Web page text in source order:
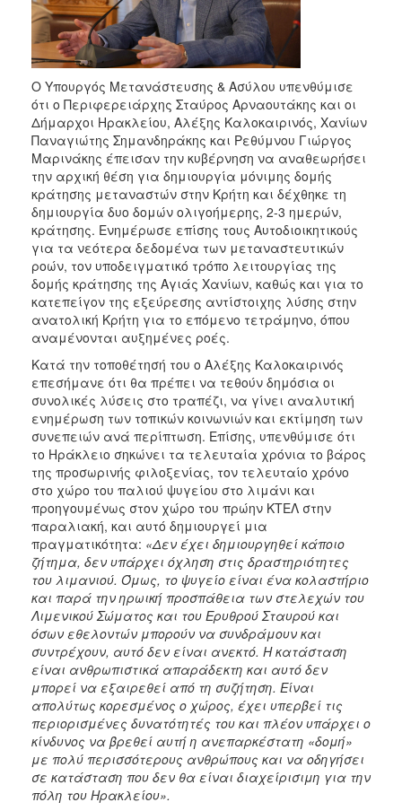
Ο Υπουργός Μετανάστευσης & Ασύλου υπενθύμισε
ότι ο Περιφερειάρχης Σταύρος Αρναουτάκης και οι
Δήμαρχοι Ηρακλείου, Αλέξης Καλοκαιρινός, Χανίων
Παναγιώτης Σημανδηράκης και Ρεθύμνου Γιώργος
Μαρινάκης έπεισαν την κυβέρνηση να αναθεωρήσει
την αρχική θέση για δημιουργία μόνιμης δομής
κράτησης μεταναστών στην Κρήτη και δέχθηκε τη
δημιουργία δυο δομών ολιγοήμερης, 2-3 ημερών,
κράτησης. Ενημέρωσε επίσης τους Αυτοδιοικητικούς
για τα νεότερα δεδομένα των μεταναστευτικών
ροών, τον υποδειγματικό τρόπο λειτουργίας της
δομής κράτησης της Αγιάς Χανίων, καθώς και για το
κατεπείγον της εξεύρεσης αντίστοιχης λύσης στην
ανατολική Κρήτη για το επόμενο τετράμηνο, όπου
αναμένονται αυξημένες ροές.
Κατά την τοποθέτησή του ο Αλέξης Καλοκαιρινός
επεσήμανε ότι θα πρέπει να τεθούν δημόσια οι
συνολικές λύσεις στο τραπέζι, να γίνει αναλυτική
ενημέρωση των τοπικών κοινωνιών και εκτίμηση των
συνεπειών ανά περίπτωση. Επίσης, υπενθύμισε ότι
το Ηράκλειο σηκώνει τα τελευταία χρόνια το βάρος
της προσωρινής φιλοξενίας, τον τελευταίο χρόνο
στο χώρο του παλιού ψυγείου στο λιμάνι και
προηγουμένως στον χώρο του πρώην ΚΤΕΛ στην
παραλιακή, και αυτό δημιουργεί μια
πραγματικότητα: «Δεν έχει δημιουργηθεί κάποιο
ζήτημα, δεν υπάρχει όχληση στις δραστηριότητες
του λιμανιού. Όμως, το ψυγείο είναι ένα κολαστήριο
και παρά την ηρωική προσπάθεια των στελεχών του
Λιμενικού Σώματος και του Ερυθρού Σταυρού και
όσων εθελοντών μπορούν να συνδράμουν και
συντρέχουν, αυτό δεν είναι ανεκτό. Η κατάσταση
είναι ανθρωπιστικά απαράδεκτη και αυτό δεν
μπορεί να εξαιρεθεί από τη συζήτηση. Είναι
απολύτως κορεσμένος ο χώρος, έχει υπερβεί τις
περιορισμένες δυνατότητές του και πλέον υπάρχει ο
κίνδυνος να βρεθεί αυτή η ανεπαρκέστατη «δομή»
με πολύ περισσότερους ανθρώπους και να οδηγήσει
σε κατάσταση που δεν θα είναι διαχείρισιμη για την
πόλη του Ηρακλείου».